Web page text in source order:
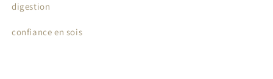
digestion
confiance en sois